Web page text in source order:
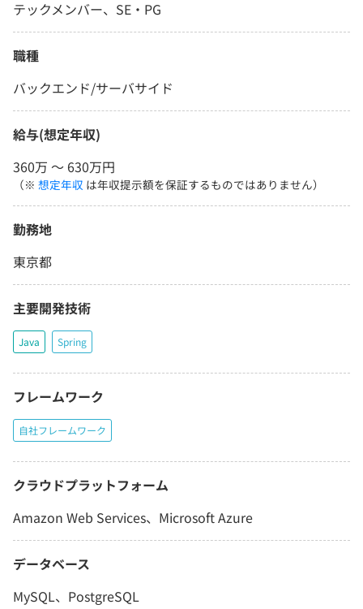
テックメンバー、SE・PG
職種
バックエンド/サーバサイド
給与(想定年収)
360万 〜 630万円
（※ 想定年収 は年収提示額を保証するものではありません）
勤務地
東京都
主要開発技術
Java Spring
フレームワーク
自社フレームワーク
クラウドプラットフォーム
Amazon Web Services、Microsoft Azure
データベース
MySQL、PostgreSQL